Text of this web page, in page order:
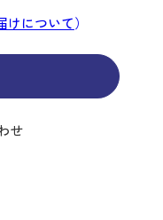
けについて）
せ